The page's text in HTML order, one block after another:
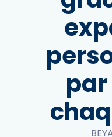
par